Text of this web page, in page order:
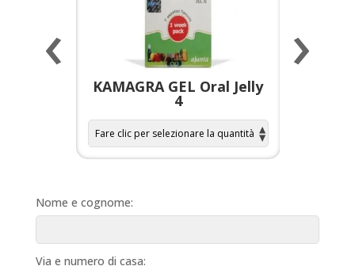
KAMAGRA GEL Oral Jelly
4
‹ ›
Nome e cognome:
Via e numero di casa: